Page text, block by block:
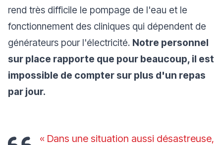
rend très difficile le pompage de l'eau et le
fonctionnement des cliniques qui dépendent de
générateurs pour l'électricité. Notre personnel
sur place rapporte que pour beaucoup, il est
impossible de compter sur plus d'un repas
par jour.
« Dans une situation aussi désastreuse,